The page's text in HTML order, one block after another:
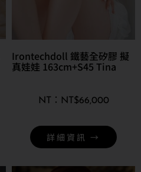
Irontechdoll 鐵藝全矽膠 擬
真娃娃 163cm+S45 Tina
NT$66,000
詳細資訊 →